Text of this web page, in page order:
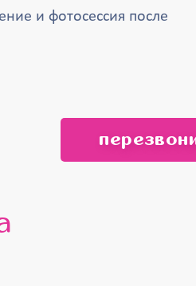
и фотосессия после